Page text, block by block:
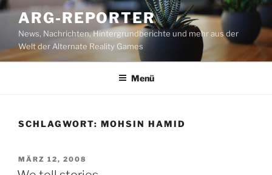
Zum
Inhalt
springen
ARG-REPORTER
News, Nachrichten, Hintergrundberichte und mehr aus der
Welt der Alternate Reality Games
Menü
SCHLAGWORT: MOHSIN HAMID
VERÖFFENTLICHT
AM
MÄRZ 12, 2008